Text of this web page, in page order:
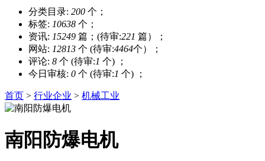
分类目录: 200 个；
标签: 10638 个；
资讯: 15249 篇；(待审:221 篇）；
网站: 12813 个 (待审:4464个）；
评论: 8 个 (待审:1 个) ；
今日审核: 0 个 (待审:1 个) ；
首页 > 行业企业 > 机械工业
南阳防爆电机